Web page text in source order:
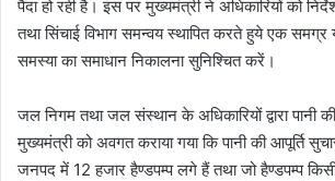
पैदा हो रही है। इस पर मुख्यमंत्री ने अधिकारियों को
तथा सिंचाई विभाग समन्वय स्थापित करते हुये एक समग्र
समस्या का समाधान निकालना सुनिश्चित करें।
जल निगम तथा जल संस्थान के अधिकारियों द्वारा पानी
मुख्यमंत्री को अवगत कराया गया कि पानी की आपूर्ति
जनपद में 12 हजार हैण्डपम्प लगे हैं तथा जो हैण्डपम्प